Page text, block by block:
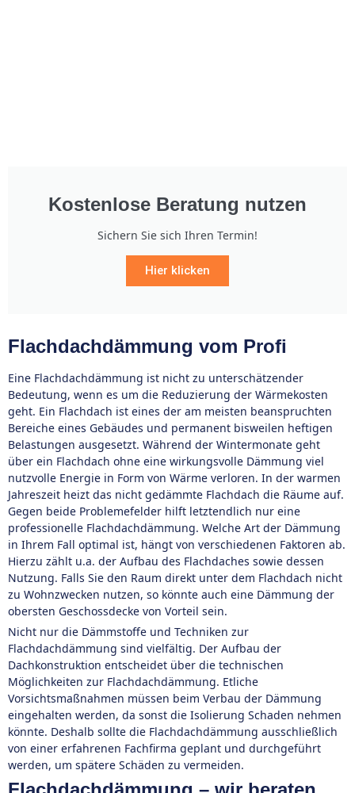
Kostenlose Beratung nutzen
Sichern Sie sich Ihren Termin!
Hier klicken
Flachdachdämmung vom Profi
Eine Flachdachdämmung ist nicht zu unterschätzender
Bedeutung, wenn es um die Reduzierung der Wärmekosten
geht. Ein Flachdach ist eines der am meisten beanspruchten
Bereiche eines Gebäudes und permanent bisweilen heftigen
Belastungen ausgesetzt. Während der Wintermonate geht
über ein Flachdach ohne eine wirkungsvolle Dämmung viel
nutzvolle Energie in Form von Wärme verloren. In der warmen
Jahreszeit heizt das nicht gedämmte Flachdach die Räume auf.
Gegen beide Problemefelder hilft letztendlich nur eine
professionelle Flachdachdämmung. Welche Art der Dämmung
in Ihrem Fall optimal ist, hängt von verschiedenen Faktoren ab.
Hierzu zählt u.a. der Aufbau des Flachdaches sowie dessen
Nutzung. Falls Sie den Raum direkt unter dem Flachdach nicht
zu Wohnzwecken nutzen, so könnte auch eine Dämmung der
obersten Geschossdecke von Vorteil sein.
Nicht nur die Dämmstoffe und Techniken zur
Flachdachdämmung sind vielfältig. Der Aufbau der
Dachkonstruktion entscheidet über die technischen
Möglichkeiten zur Flachdachdämmung. Etliche
Vorsichtsmaßnahmen müssen beim Verbau der Dämmung
eingehalten werden, da sonst die Isolierung Schaden nehmen
könnte. Deshalb sollte die Flachdachdämmung ausschließlich
von einer erfahrenen Fachfirma geplant und durchgeführt
werden, um spätere Schäden zu vermeiden.